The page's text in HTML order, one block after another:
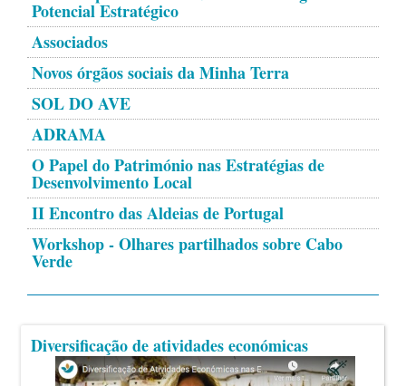
Potencial Estratégico
Associados
Novos órgãos sociais da Minha Terra
SOL DO AVE
ADRAMA
O Papel do Património nas Estratégias de
Desenvolvimento Local
II Encontro das Aldeias de Portugal
Workshop - Olhares partilhados sobre Cabo
Verde
Diversificação de atividades económicas